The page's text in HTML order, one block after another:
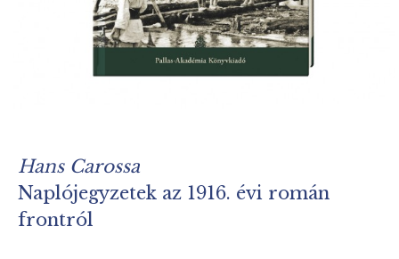
Hans Carossa
Naplójegyzetek az 1916. évi román
frontról